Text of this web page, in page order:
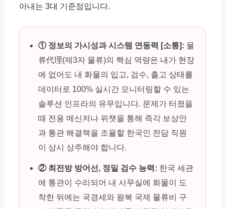
아내는 3대 기준점입니다.
① 정보의 가시성과 시스템 연동력 [소통]: 물
류代理(제3자 물류)의 핵심 역량은 내가 현장
에 없어도 내 화물의 입고, 검수, 출고 상태를
데이터로 100% 실시간 모니터링할 수 있는
솔루션 인프라의 유무입니다. 문제가 터졌을
때 전용 메신저나 위챗을 통해 즉각 보상안
과 통관 해결책을 조율할 한국인 전담 직원
이 상시 상주해야 합니다.
② 최전방 방어선, 정밀 검수 능력: 한국 세관
에 통관이 수리되어 내 사무실에 화물이 도
착한 뒤에는 국경세와 왕복 국제 물류비 구